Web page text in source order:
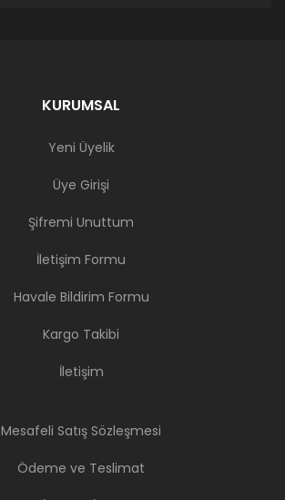
KURUMSAL
Yeni Üyelik
Üye Girişi
Şifremi Unuttum
İletişim Formu
Havale Bildirim Formu
Kargo Takibi
İletişim
Mesafeli Satış Sözleşmesi
Ödeme ve Teslimat